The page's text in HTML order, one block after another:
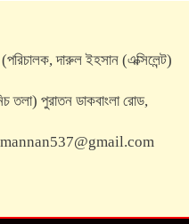
দারুল ইহসান (এক্সিলেন্ট)
তলা) পুরাতন ডাকবাংলা রোড,